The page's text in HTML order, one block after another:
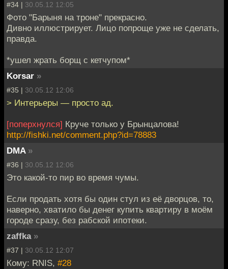
#34 | 30.05.12 12:05
Фото "Барыня на троне" прекрасно.
Дивно иллюстрирует. Лицо попроще уже не сделать,
правда.
*ушел жрать борщ с кетчупом*
Korsar »
#35 | 30.05.12 12:06
> Интерьеры — просто ад.
[поперхнулся] Круче только у Брынцалова!
http://fishki.net/comment.php?id=78883
DMA »
#36 | 30.05.12 12:06
Это какой-то пир во время чумы.
Если продать хотя бы один стул из её дворцов, то,
наверно, хватило бы денег купить квартиру в моём
городе сразу, без рабской ипотеки.
zaffka »
#37 | 30.05.12 12:07
Кому: RNIS, #28